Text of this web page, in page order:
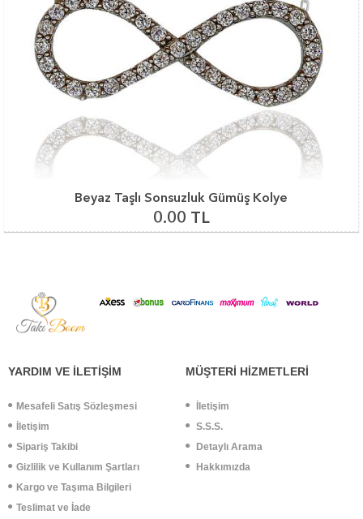
Beyaz Taşlı Sonsuzluk Gümüş Kolye
0.00 TL
YARDIM VE İLETİŞİM
Mesafeli Satış Sözleşmesi
İletişim
Sipariş Takibi
Gizlilik ve Kullanım Şartları
Kargo ve Taşıma Bilgileri
Teslimat ve İade
MÜŞTERİ HİZMETLERİ
İletişim
S.S.S.
Detaylı Arama
Hakkımızda